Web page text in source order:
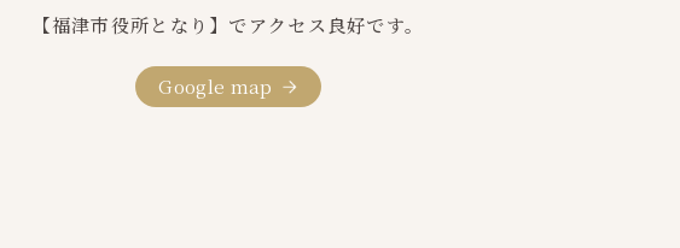
【福津市役所となり】でアクセス良好です。
Google map